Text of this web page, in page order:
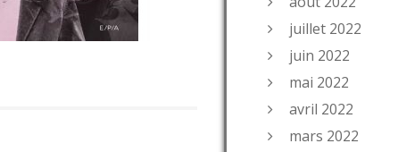
juillet 2022
juin 2022
mai 2022
avril 2022
mars 2022